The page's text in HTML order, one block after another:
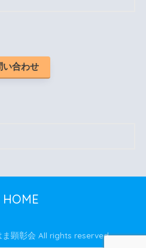
い合わせ
顕彰会 All rights reserved.